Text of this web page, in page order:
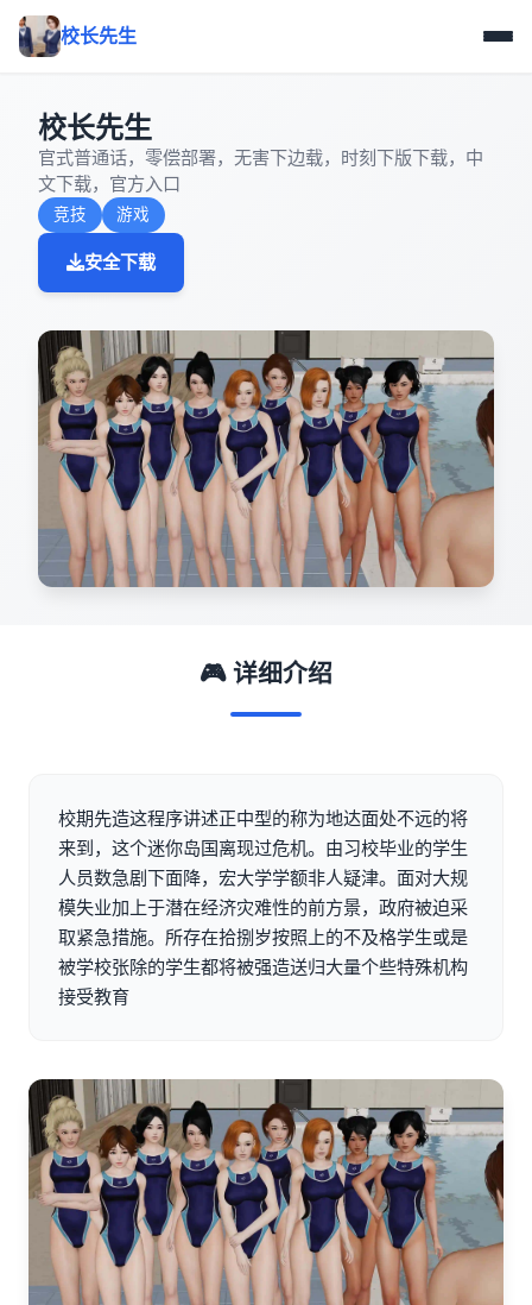
校长先生
校长先生
官式普通话，零偿部署，无害下边载，时刻下版下载，中
文下载，官方入口
竞技 游戏
安全下载
🎮 详细介绍
校期先造这程序讲述正中型的称为地达面处不远的将
来到，这个迷你岛国离现过危机。由习校毕业的学生
人员数急剧下面降，宏大学学额非人疑津。面对大规
模失业加上于潜在经济灾难性的前方景，政府被迫采
取紧急措施。所存在拾捌岁按照上的不及格学生或是
被学校张除的学生都将被强造送归大量个些特殊机构
接受教育